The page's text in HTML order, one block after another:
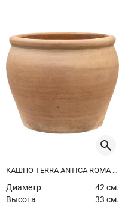
КАШПО TERRA ANTICA ROMA CHALK WHITE
Диаметр
42 см.
Высота
33 см.